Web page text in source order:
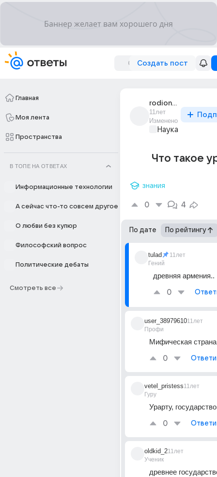
Создать пост
Главная
Моя лента
Пространства
В ТОПЕ НА ОТВЕТАХ
Информационные технологии
А сейчас что-то совсем другое
О любви без купюр
Философский вопрос
Политические дебаты
Смотреть все
rodion_lyskov_1
11лет
Изменено
Наука
Что такое
знания
0 4
По дате По рейтингу
tulad
Гений
11лет
древняя армения..
0
user_38979610
Профи
11лет
Мифическая
0
vetel_pristess
Гуру
11лет
Урарту,
0
oldkid_2
Ученик
11лет
древнее